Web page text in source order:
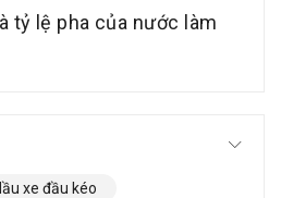
tỷ lệ pha của nước làm
xe đầu kéo